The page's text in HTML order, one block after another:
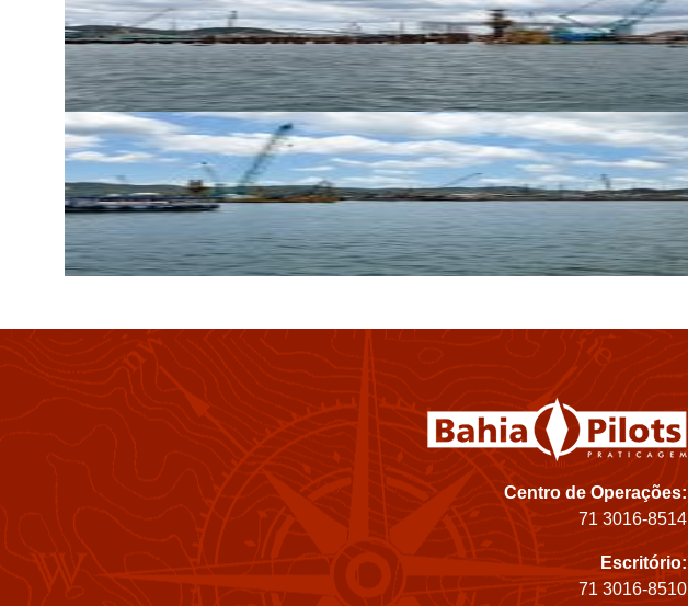
Centro de Operações:
71 3016-8514
Escritório:
71 3016-8510